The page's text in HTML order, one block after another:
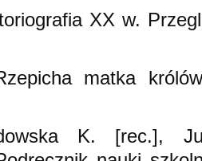
XX w.
matka
K. [rec.],